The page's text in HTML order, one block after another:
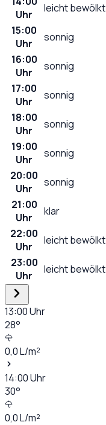
Uhr
leicht bewölkt
15:00
Uhr
sonnig
16:00
Uhr
sonnig
17:00
Uhr
sonnig
18:00
Uhr
sonnig
19:00
Uhr
sonnig
20:00
Uhr
sonnig
21:00
Uhr
klar
22:00
Uhr
leicht bewölkt
23:00
Uhr
leicht bewölkt
13:00Uhr
28°
0,0L/m²
14:00Uhr
30°
0,0L/m²